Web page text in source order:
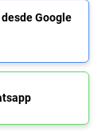
Google